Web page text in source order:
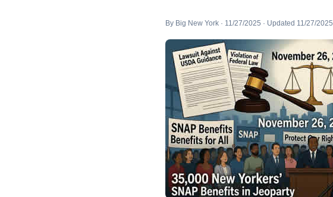
By Big New York · 11/27/2025 · Updated 11/27/2025